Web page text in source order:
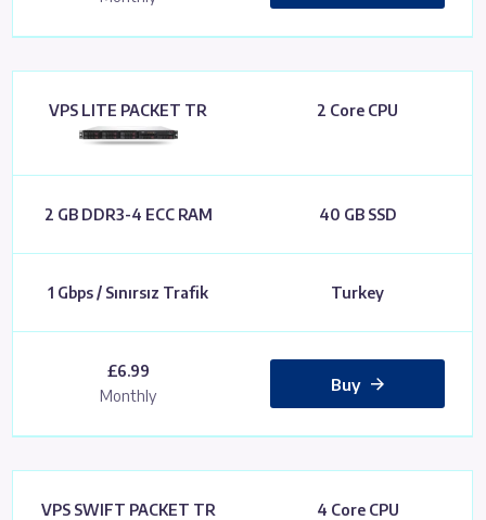
VPS LITE PACKET TR 2 Core CPU
2 GB DDR3-4 ECC RAM 40 GB SSD
1 Gbps / Sınırsız Trafik Turkey
£6.99
Monthly
Buy
VPS SWIFT PACKET TR 4 Core CPU